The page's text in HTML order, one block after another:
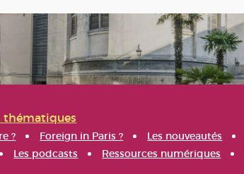
thématiques
? Foreign in Paris ? Les nouveautés
Les podcasts Ressources numériques